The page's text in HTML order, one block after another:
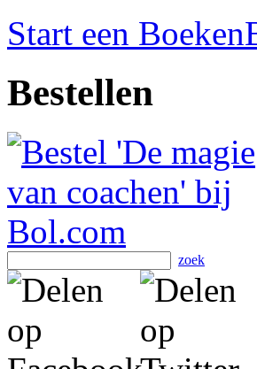
Start een
Bestellen
zoek